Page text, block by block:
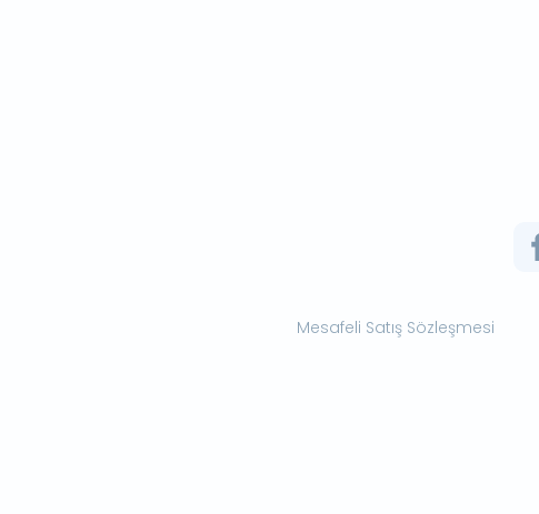
Mesafeli Satış Sözleşmesi